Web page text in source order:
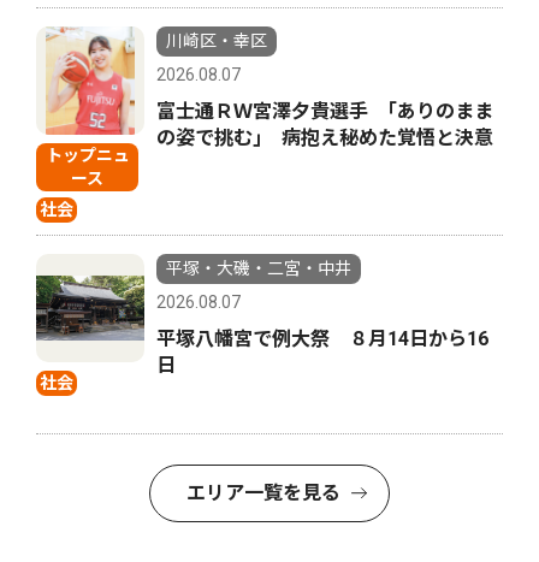
トップニュ
ース
社会
川崎区・幸区
2026.08.07
富士通ＲＷ宮澤夕貴選手 ｢ありのまま
の姿で挑む｣ 病抱え秘めた覚悟と決意
社会
平塚・大磯・二宮・中井
2026.08.07
平塚八幡宮で例大祭 ８月14日から16
日
エリア一覧を見る